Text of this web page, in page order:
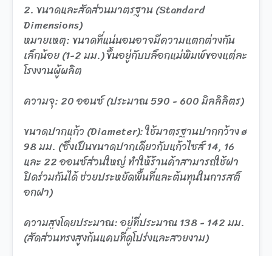
2. ขนาดและสัดส่วนมาตรฐาน (Standard
Dimensions)
หมายเหตุ: ขนาดที่แน่นอนอาจมีความแตกต่างกัน
เล็กน้อย (1-2 มม.) ขึ้นอยู่กับบล็อกแม่พิมพ์ของแต่ละ
โรงงานผู้ผลิต
ความจุ: 20 ออนซ์ (ประมาณ 590 - 600 มิลลิลิตร)
ขนาดปากแก้ว (Diameter): ใช้มาตรฐานปากกว้าง ø
98 มม. (ซึ่งเป็นขนาดปากเดียวกับแก้วไซส์ 14, 16
และ 22 ออนซ์ส่วนใหญ่ ทำให้ร้านค้าสามารถใช้ฝา
ปิดร่วมกันได้ ช่วยประหยัดพื้นที่และต้นทุนในการสต็
อกฝา)
ความสูงโดยประมาณ: อยู่ที่ประมาณ 138 - 142 มม.
(สัดส่วนทรงสูงก้นแคบที่ดูโปร่งและสวยงาม)